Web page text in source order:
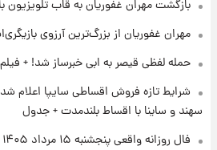
کار استقلال و
عکس / خداحافظی
بازگشت مهران غفوریان به قاب تلویزیون
مهران غفوریان از بزرگ‌ترین آرزوی
حمله لفظی قیصر به ابی خبرساز شد! + فیلم
شرایط تازه فروش اقساطی سایپا اعلام
سهند و ساینا با اقساط بلندمدت + جدول
فال روزانه واقعی پنجشنبه ۱۵ مرداد ۱۴۰۵